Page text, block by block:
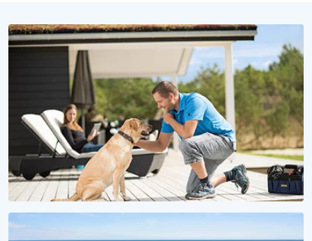
VOV, HVOR ER DET SMUKT HER!